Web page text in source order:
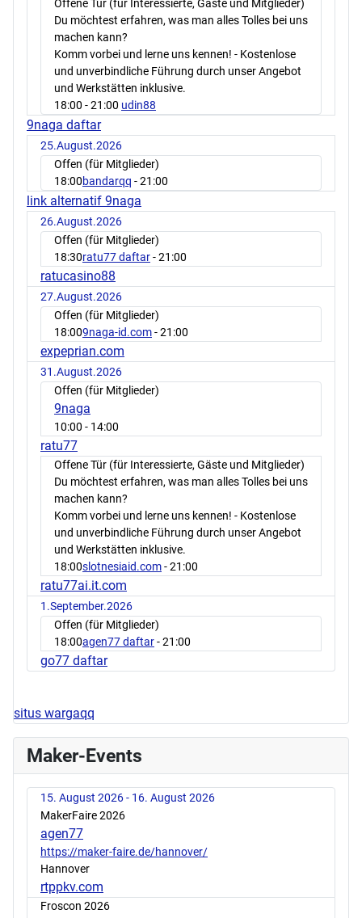
Offene Tür (für Interessierte, Gäste und Mitglieder)
Du möchtest erfahren, was man alles Tolles bei uns
machen kann?
Komm vorbei und lerne uns kennen! - Kostenlose
und unverbindliche Führung durch unser Angebot
und Werkstätten inklusive.
18:00 - 21:00 udin88
9naga daftar
25.August.2026
Offen (für Mitglieder)
18:00bandarqq - 21:00
link alternatif 9naga
26.August.2026
Offen (für Mitglieder)
18:30ratu77 daftar- 21:00
ratucasino88
27.August.2026
Offen (für Mitglieder)
18:009naga-id.com- 21:00
expeprian.com
31.August.2026
Offen (für Mitglieder)
9naga
10:00 - 14:00
ratu77
Offene Tür (für Interessierte, Gäste und Mitglieder)
Du möchtest erfahren, was man alles Tolles bei uns
machen kann?
Komm vorbei und lerne uns kennen! - Kostenlose
und unverbindliche Führung durch unser Angebot
und Werkstätten inklusive.
18:00slotnesiaid.com- 21:00
ratu77ai.it.com
1.September.2026
Offen (für Mitglieder)
18:00agen77 daftar- 21:00
go77 daftar
situs wargaqq
Maker-Events
15. August 2026 - 16. August 2026
MakerFaire 2026
agen77
https://maker-faire.de/hannover/
Hannover
rtppkv.com
Froscon 2026